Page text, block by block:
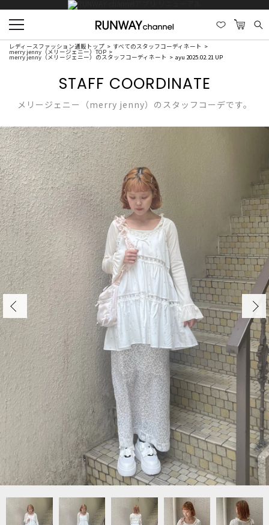
レディースファッション通販トップ すべてのスタッフコーディネート
merry jenny（メリージェニー）TOP
merry jenny（メリージェニー）のスタッフコーディネート ayu 2025.02.21 UP
STAFF COORDINATE
メリージェニー（merry jenny）のスタッフコーデです。